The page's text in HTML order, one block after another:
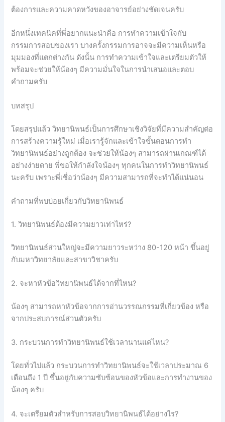
ต้องการและความคาดหวังของอาจารย์อย่างชัดเจนครับ
อีกหนึ่งเทคนิคที่พี่อยากแนะนำคือ การทำความเข้าใจกับ
กรรมการสอบของเรา บางครั้งกรรมการอาจจะมีความเห็นหรือ
มุมมองที่แตกต่างกัน ดังนั้น การทำความเข้าใจและเตรียมตัวให้
พร้อมจะช่วยให้น้องๆ มีความมั่นใจในการนำเสนอและตอบ
คำถามครับ
บทสรุป
โดยสรุปแล้ว วิทยานิพนธ์เป็นการศึกษาเชิงวิจัยที่มีความสำคัญต่อ
การสร้างความรู้ใหม่ เมื่อเรารู้จักและเข้าใจขั้นตอนการทำ
วิทยานิพนธ์อย่างถูกต้อง จะช่วยให้น้องๆ สามารถผ่านเกณฑ์ได้
อย่างง่ายดาย พี่ขอให้กำลังใจน้องๆ ทุกคนในการทำวิทยานิพนธ์
นะครับ เพราะพี่เชื่อว่าน้องๆ มีความสามารถที่จะทำได้แน่นอน
คำถามที่พบบ่อยเกี่ยวกับวิทยานิพนธ์
1. วิทยานิพนธ์ต้องมีความยาวเท่าไหร่?
วิทยานิพนธ์ส่วนใหญ่จะมีความยาวระหว่าง 80-120 หน้า ขึ้นอยู่
กับมหาวิทยาลัยและสาขาวิชาครับ
2. จะหาหัวข้อวิทยานิพนธ์ได้จากที่ไหน?
น้องๆ สามารถหาหัวข้อจากการอ่านวรรณกรรมที่เกี่ยวข้อง หรือ
จากประสบการณ์ส่วนตัวครับ
3. กระบวนการทำวิทยานิพนธ์ใช้เวลานานแค่ไหน?
โดยทั่วไปแล้ว กระบวนการทำวิทยานิพนธ์จะใช้เวลาประมาณ 6
เดือนถึง 1 ปี ขึ้นอยู่กับความซับซ้อนของหัวข้อและการทำงานของ
น้องๆ ครับ
4. จะเตรียมตัวสำหรับการสอบวิทยานิพนธ์ได้อย่างไร?